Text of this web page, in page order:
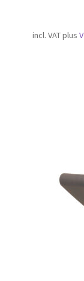
incl. VATplus